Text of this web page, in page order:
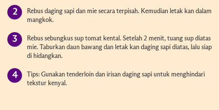
Rebus daging sapi dan mie secara terpisah. Kemudian letak kan dalam
mangkok.
Rebus sebungkus sup tomat kental. Setelah 2 menit, tuang sup diatas
mie. Taburkan daun bawang dan letak kan daging sapi diatas, lalu siap
di hidangkan.
Tips: Gunakan tenderloin dan irisan daging sapi untuk menghindari
tekstur kenyal.